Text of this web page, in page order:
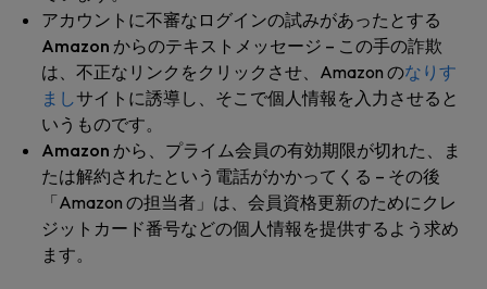
アカウントに不審なログインの試みがあったとする
Amazon からのテキストメッセージ – この手の詐欺
は、不正なリンクをクリックさせ、Amazon のなりす
ましサイトに誘導し、そこで個人情報を入力させると
いうものです。
Amazon から、プライム会員の有効期限が切れた、ま
たは解約されたという電話がかかってくる – その後
「Amazon の担当者」は、会員資格更新のためにクレ
ジットカード番号などの個人情報を提供するよう求め
ます。